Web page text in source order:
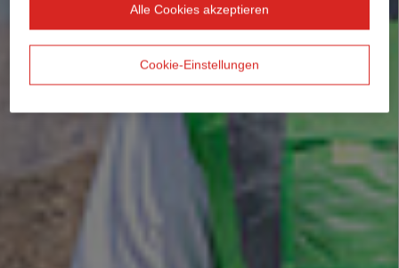
Alle Cookies akzeptieren
Cookie-Einstellungen